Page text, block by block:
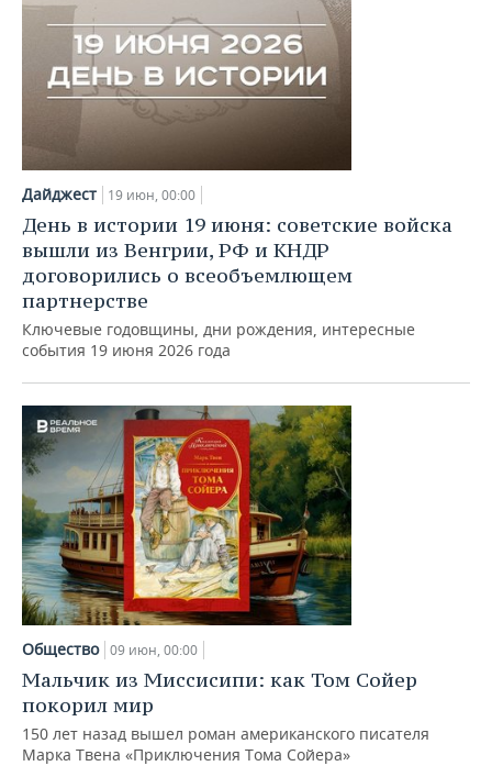
Дайджест 19 июн, 00:00
День в истории 19 июня: советские войска
вышли из Венгрии, РФ и КНДР
договорились о всеобъемлющем
партнерстве
Ключевые годовщины, дни рождения, интересные
события 19 июня 2026 года
Общество 09 июн, 00:00
Мальчик из Миссисипи: как Том Сойер
покорил мир
150 лет назад вышел роман американского писателя
Марка Твена «Приключения Тома Сойера»